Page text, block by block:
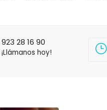
923 28 16 90
¡Llámanos hoy!